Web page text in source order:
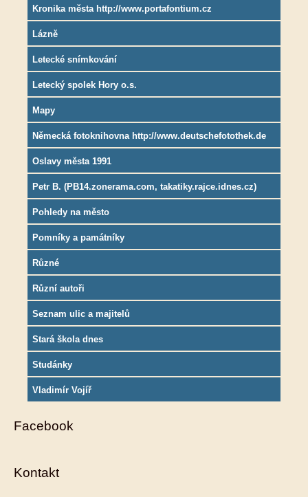
Kronika města http://www.portafontium.cz
Lázně
Letecké snímkování
Letecký spolek Hory o.s.
Mapy
Německá fotoknihovna http://www.deutschefotothek.de
Oslavy města 1991
Petr B. (PB14.zonerama.com, takatiky.rajce.idnes.cz)
Pohledy na město
Pomníky a památníky
Různé
Různí autoři
Seznam ulic a majitelů
Stará škola dnes
Studánky
Vladimír Vojíř
Facebook
Kontakt